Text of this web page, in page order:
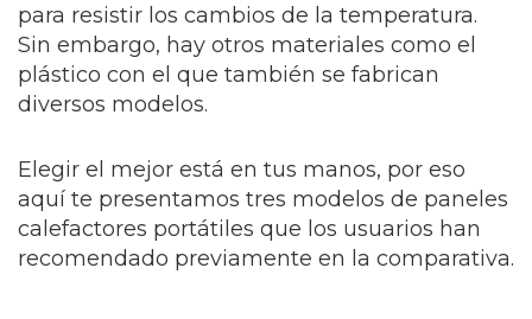
para resistir los cambios de la temperatura.
Sin embargo, hay otros materiales como el
plástico con el que también se fabrican
diversos modelos.
Elegir el mejor está en tus manos, por eso
aquí te presentamos tres modelos de paneles
calefactores portátiles que los usuarios han
recomendado previamente en la comparativa.